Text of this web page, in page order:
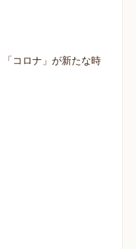
コロナ」が新たな時